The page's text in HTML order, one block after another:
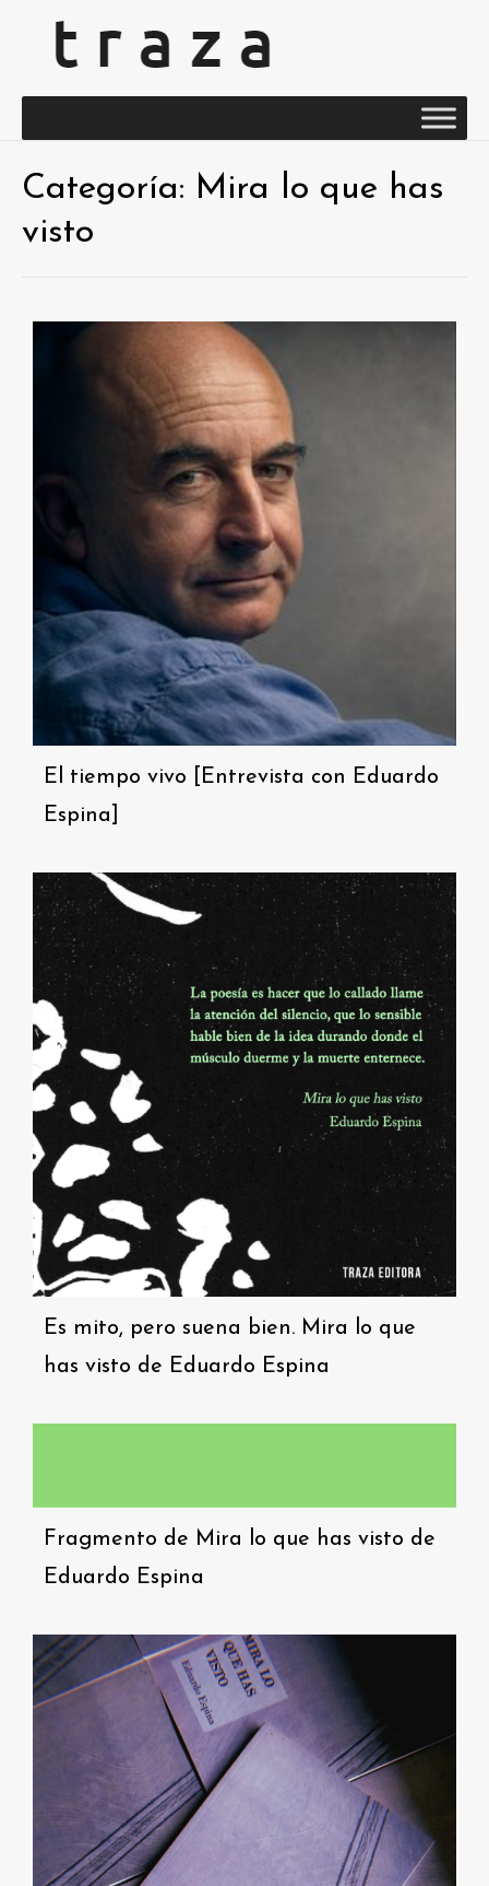
Categoría: Mira lo que has
visto
El tiempo vivo [Entrevista con Eduardo
Espina]
Es mito, pero suena bien. Mira lo que
has visto de Eduardo Espina
Fragmento de Mira lo que has visto de
Eduardo Espina